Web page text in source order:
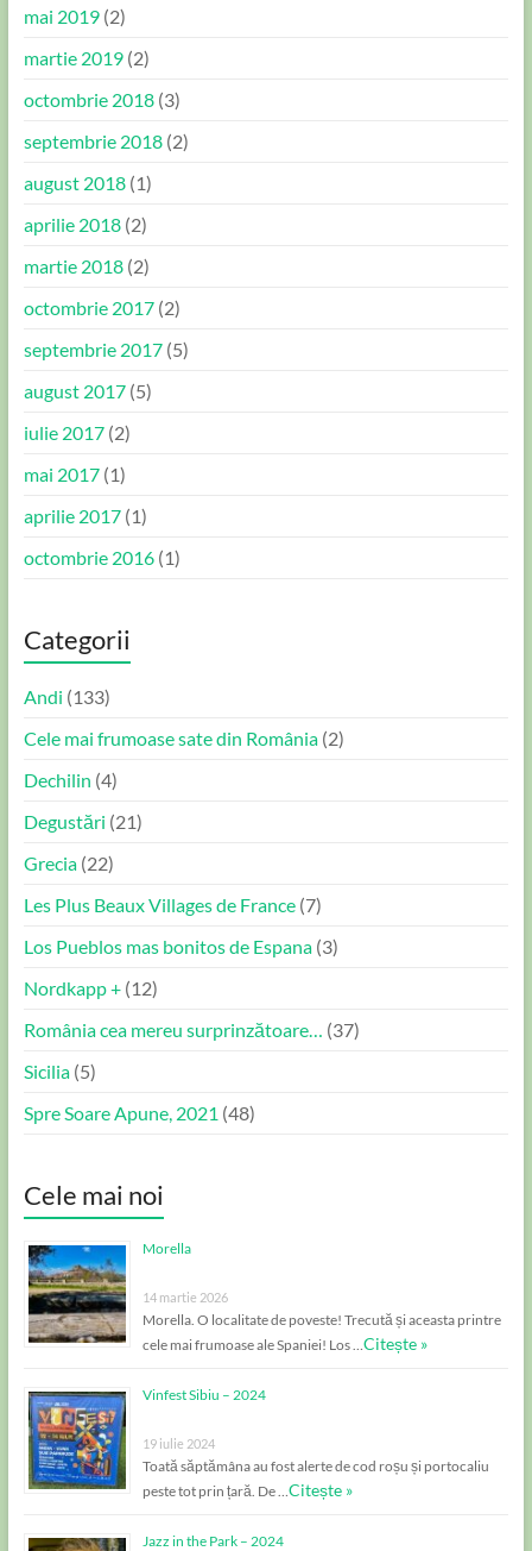
mai 2019(2)
martie 2019(2)
octombrie 2018(3)
septembrie 2018(2)
august 2018(1)
aprilie 2018(2)
martie 2018(2)
octombrie 2017(2)
septembrie 2017(5)
august 2017(5)
iulie 2017(2)
mai 2017(1)
aprilie 2017(1)
octombrie 2016(1)
Categorii
Andi (133)
Cele mai frumoase sate din România(2)
Dechilin (4)
Degustări (21)
Grecia(22)
Les Plus Beaux Villages de France(7)
Los Pueblos mas bonitos de Espana(3)
Nordkapp +(12)
România cea mereu surprinzătoare… (37)
Sicilia(5)
Spre Soare Apune, 2021 (48)
Cele mai noi
Morella
14 martie 2026
Morella. O localitate de poveste! Trecută și aceasta printre
cele mai frumoase ale Spaniei! Los …Citește »
Vinfest Sibiu – 2024
19 iulie 2024
Toată săptămâna au fost alerte de cod roșu și portocaliu
peste tot prin țară. De …Citește »
Jazz in the Park – 2024